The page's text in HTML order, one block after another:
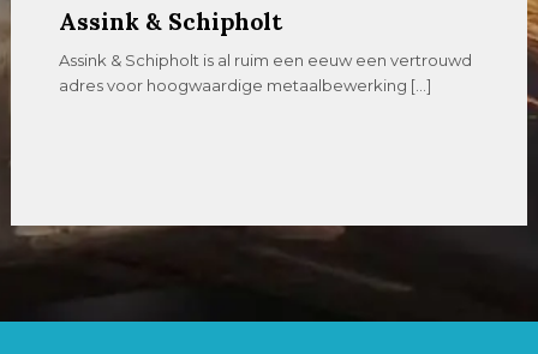
Assink & Schipholt
Assink & Schipholt is al ruim een eeuw een vertrouwd
adres voor hoogwaardige metaalbewerking […]